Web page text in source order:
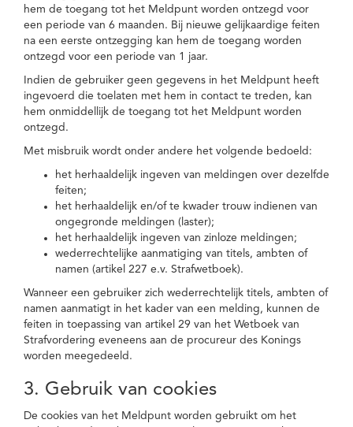
hem de toegang tot het Meldpunt worden ontzegd voor
een periode van 6 maanden. Bij nieuwe gelijkaardige feiten
na een eerste ontzegging kan hem de toegang worden
ontzegd voor een periode van 1 jaar.
Indien de gebruiker geen gegevens in het Meldpunt heeft
ingevoerd die toelaten met hem in contact te treden, kan
hem onmiddellijk de toegang tot het Meldpunt worden
ontzegd.
Met misbruik wordt onder andere het volgende bedoeld:
het herhaaldelijk ingeven van meldingen over dezelfde
feiten;
het herhaaldelijk en/of te kwader trouw indienen van
ongegronde meldingen (laster);
het herhaaldelijk ingeven van zinloze meldingen;
wederrechtelijke aanmatiging van titels, ambten of
namen (artikel 227 e.v. Strafwetboek).
Wanneer een gebruiker zich wederrechtelijk titels, ambten of
namen aanmatigt in het kader van een melding, kunnen de
feiten in toepassing van artikel 29 van het Wetboek van
Strafvordering eveneens aan de procureur des Konings
worden meegedeeld.
3. Gebruik van cookies
De cookies van het Meldpunt worden gebruikt om het